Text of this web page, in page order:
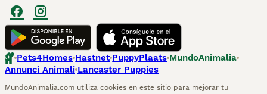
Pets4Homes Hastnet PuppyPlaats MundoAnimalia
Annunci Animali Lancaster Puppies
MundoAnimalia.com utiliza cookies en este sitio para mejorar tu